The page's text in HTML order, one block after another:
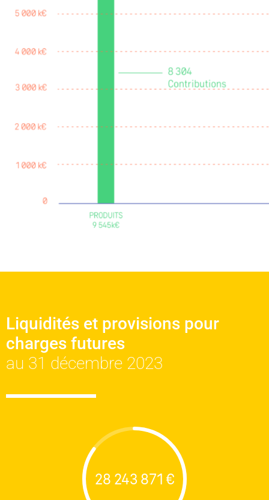
Liquidités et provisions pour
charges futures
au 31 décembre 2023
28 243 871 €